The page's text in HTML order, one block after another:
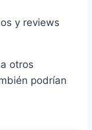
y reviews
otros
podrían